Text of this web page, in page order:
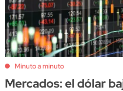
Minuto a minuto
Mercados: el dólar